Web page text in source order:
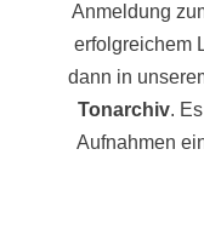
Anmeldung
erfolgreichem
dann in
Tonarchiv.
Aufnahmen